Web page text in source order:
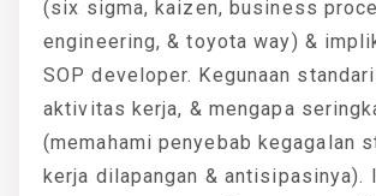
(six sigma, kaizen, business
engineering, & toyota way) &
SOP developer. Kegunaan
aktivitas kerja, & mengapa
(memahami penyebab kegagalan
kerja dilapangan & antisipasinya).